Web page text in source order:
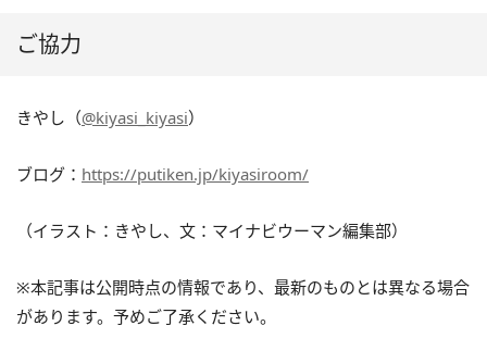
ご協力
きやし（@kiyasi_kiyasi）
ブログ： https://putiken.jp/kiyasiroom/
（イラスト：きやし、文：マイナビウーマン編集部）
※本記事は公開時点の情報であり、最新のものとは異なる場合
があります。予めご了承ください。